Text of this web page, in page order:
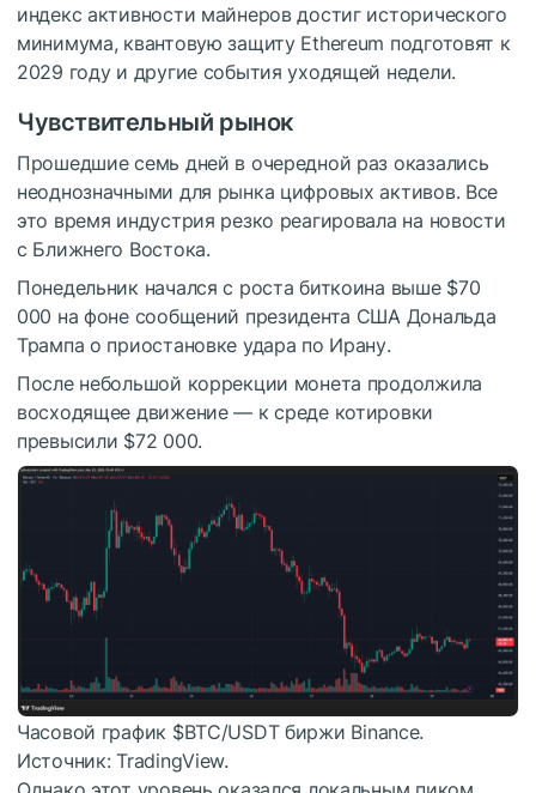
индекс активности майнеров достиг исторического
минимума, квантовую защиту Ethereum подготовят к
2029 году и другие события уходящей недели.
Чувствительный рынок
Прошедшие семь дней в очередной раз оказались
неоднозначными для рынка цифровых активов. Все
это время индустрия резко реагировала на новости
с Ближнего Востока.
Понедельник начался с роста биткоина выше $70
000 на фоне сообщений президента США Дональда
Трампа о приостановке удара по Ирану.
После небольшой коррекции монета продолжила
восходящее движение — к среде котировки
превысили $72 000.
Часовой график $BTC/USDT биржи Binance.
Источник: TradingView.